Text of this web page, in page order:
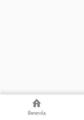
Beranda